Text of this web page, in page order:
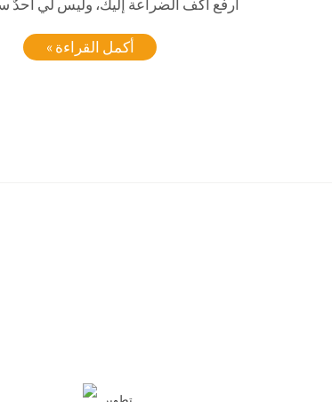
أرفع أكف الضراعة إليك، وليس لي أحدٌ
أكمل القراءة »